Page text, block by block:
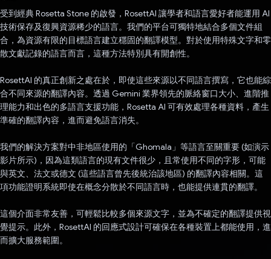
受到經典 Rosetta Stone 的啟發，RosettAI 讓學者和語言愛好者能運用 AI
技術保存及復興資源稀少的語言。我們的平台可獨特地結合多個文件組
合，為資源有限的目標語言建立穩固的翻譯模型。對於使用特殊文字和零
散文獻記錄的語言而言，這種方法特別具有開創性。
RosettAI 的真正創新之處在於，即使這些來源以不同語言撰寫，它也能綜
合不同來源的翻譯內容。透過 Gemini 業界領先的脈絡窗口大小、進階推
理能力和出色的多語言支援功能，Rosetta AI 可有效處理各種資料，產生
準確的翻譯內容，進而避免語言消失。
我們的解決方案對中非地區使用的「Ghomala」等語言至關重要 (如演示
影片所示)，因為這類語言的現有文件很少，且常使用不同的字形，可能
與英文、法文或德文 (這些語言曾先後統治該地區) 的翻譯內容相關。這
項功能證明系統即使在概念分散於不同語言時，也能提供連貫的翻譯。
這個介面非常友善，可輕鬆比較多個來源文字，並為不確定的翻譯提供視
覺提示。此外，RosettAI 的回應式設計可確保在各種裝置上都能使用，進
而擴大服務範圍。